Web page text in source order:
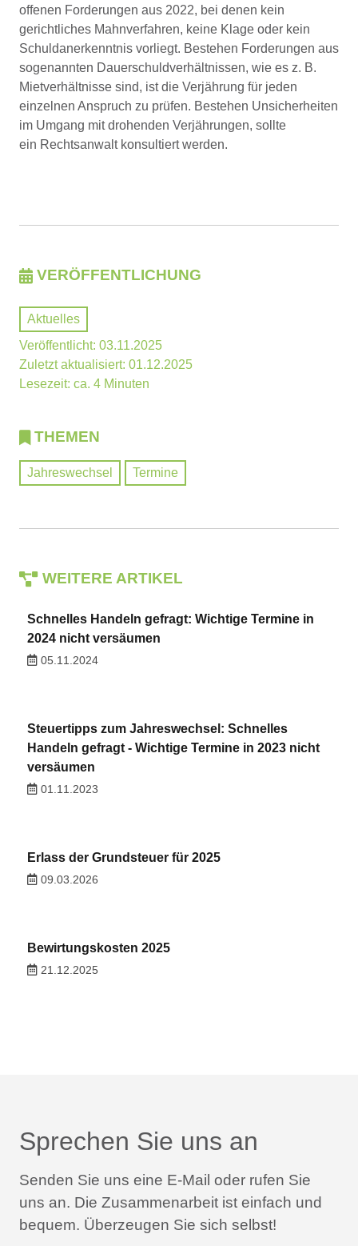
offenen Forderungen aus 2022, bei denen kein
gerichtliches Mahnverfahren, keine Klage oder kein
Schuldanerkenntnis vorliegt. Bestehen Forderungen aus
sogenannten Dauerschuldverhältnissen, wie es z. B.
Mietverhältnisse sind, ist die Verjährung für jeden
einzelnen Anspruch zu prüfen. Bestehen Unsicherheiten
im Umgang mit drohenden Verjährungen, sollte
ein Rechtsanwalt konsultiert werden.
VERÖFFENTLICHUNG
Aktuelles
Veröffentlicht: 03.11.2025
Zuletzt aktualisiert: 01.12.2025
Lesezeit: ca. 4 Minuten
THEMEN
Jahreswechsel Termine
WEITERE ARTIKEL
Schnelles Handeln gefragt: Wichtige Termine in
2024 nicht versäumen
05.11.2024
Steuertipps zum Jahreswechsel: Schnelles
Handeln gefragt - Wichtige Termine in 2023 nicht
versäumen
01.11.2023
Erlass der Grundsteuer für 2025
09.03.2026
Bewirtungskosten 2025
21.12.2025
Sprechen Sie uns an
Senden Sie uns eine E-Mail oder rufen Sie
uns an. Die Zusammenarbeit ist einfach und
bequem. Überzeugen Sie sich selbst!